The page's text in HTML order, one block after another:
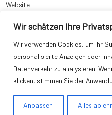
Wir schätzen Ihre
Wir verwenden Cookies, um Ihr
personalisierte Anzeigen oder
Datenverkehr zu analysieren.
klicken, stimmen Sie der
Anpassen Alles
Website
Name, E-Mail-Adresse und
nächsten Kommentar speichern.